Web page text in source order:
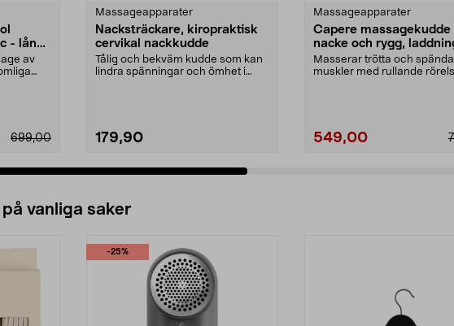
- lång
av
699,00
Massageapparater
Nacksträckare, kiropraktisk
cervikal nackkudde
Tålig och bekväm kudde som kan
lindra spänningar och ömhet i
179,90
Massageapparater
Capere massagekudde
nacke och rygg,
Masserar trötta och spända
muskler med rullande
549,00
vanliga saker
-25%